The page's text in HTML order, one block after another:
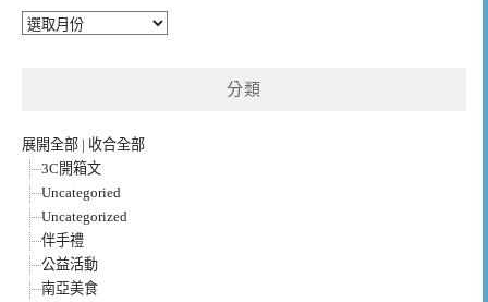
彙
分類
展開全部 | 收合全部
3C開箱文
Uncategoried
Uncategorized
伴手禮
公益活動
南亞美食